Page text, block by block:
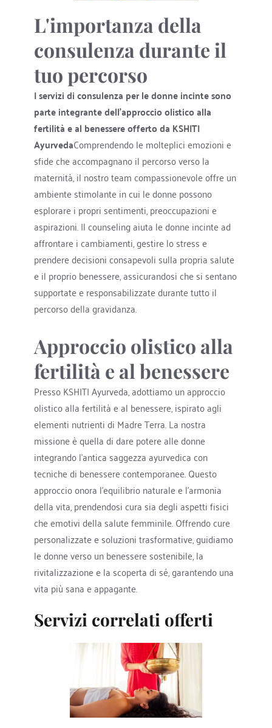
L'importanza della
consulenza durante il
tuo percorso
I servizi di consulenza per le donne incinte sono
parte integrante dell'approccio olistico alla
fertilità e al benessere offerto da KSHITI
AyurvedaComprendendo le molteplici emozioni e
sfide che accompagnano il percorso verso la
maternità, il nostro team compassionevole offre un
ambiente stimolante in cui le donne possono
esplorare i propri sentimenti, preoccupazioni e
aspirazioni. Il counseling aiuta le donne incinte ad
affrontare i cambiamenti, gestire lo stress e
prendere decisioni consapevoli sulla propria salute
e il proprio benessere, assicurandosi che si sentano
supportate e responsabilizzate durante tutto il
percorso della gravidanza.
Approccio olistico alla
fertilità e al benessere
Presso KSHITI Ayurveda, adottiamo un approccio
olistico alla fertilità e al benessere, ispirato agli
elementi nutrienti di Madre Terra. La nostra
missione è quella di dare potere alle donne
integrando l'antica saggezza ayurvedica con
tecniche di benessere contemporanee. Questo
approccio onora l'equilibrio naturale e l'armonia
della vita, prendendosi cura sia degli aspetti fisici
che emotivi della salute femminile. Offrendo cure
personalizzate e soluzioni trasformative, guidiamo
le donne verso un benessere sostenibile, la
rivitalizzazione e la scoperta di sé, garantendo una
vita più sana e appagante.
Servizi correlati offerti